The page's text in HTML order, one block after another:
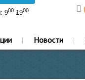
900-1900
Новости